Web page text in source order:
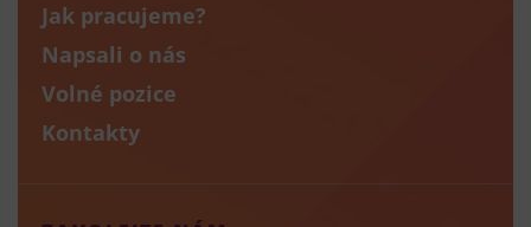
Jak pracujeme?
Napsali o nás
Volné pozice
Kontakty